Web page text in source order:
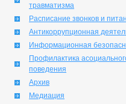
травматизма
Расписание звонков и
Антикоррупционная
Информационная
Профилактика
поведения
Архив
Медиация